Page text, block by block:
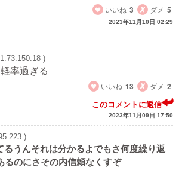
いいね 3 ダメ 5
2023年11月10日 02:29
)
率過ぎる
いいね 13 ダメ 2
このコメントに返信
2023年11月09日 17:50
)
るうんそれは分かるよでもさ何度繰り返
るのにさその内信頼なくすぞ